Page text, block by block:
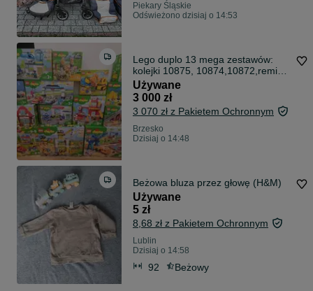
Piekary Śląskie
Odświeżono dzisiaj o 14:53
Lego duplo 13 mega zestawów:
kolejki 10875, 10874,10872,remiza
strażacka i policyjna, kemping
Używane
3 000 zł
3 070 zł z Pakietem Ochronnym
Brzesko
Dzisiaj o 14:48
Beżowa bluza przez głowę (H&M)
Używane
5 zł
8,68 zł z Pakietem Ochronnym
Lublin
Dzisiaj o 14:58
92 Beżowy